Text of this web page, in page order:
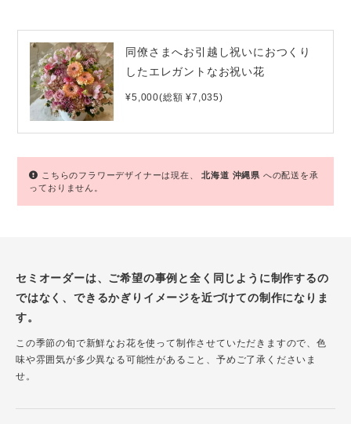
同僚さまへお引越し祝いにおつくり
したエレガントなお祝い花
¥5,000(総額 ¥7,035)
こちらのフラワーデザイナーは現在、北海道 沖縄県 への配送を承
っておりません。
セミオーダーは、ご希望の事例と全く同じように制作するの
ではなく、できるかぎりイメージを近づけての制作になりま
す。
この季節の旬で新鮮なお花を使って制作させていただきますので、色
味や雰囲気が多少異なる可能性があること、予めご了承くださいま
せ。